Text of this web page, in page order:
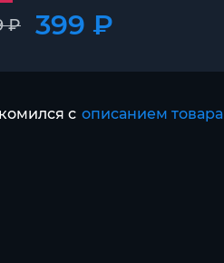
₽ 399 ₽
с описанием товара